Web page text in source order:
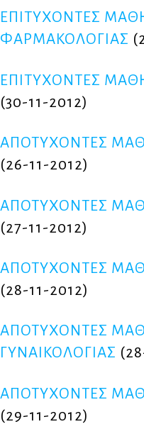
ΕΠΙΤΥΧΟΝΤΕΣ
ΦΑΡΜΑΚΟΛΟΓΙΑΣ
ΕΠΙΤΥΧΟΝΤΕΣ
(30-11-2012)
ΑΠΟΤΥΧΟΝΤΕΣ
(26-11-2012)
ΑΠΟΤΥΧΟΝΤΕΣ
(27-11-2012)
ΑΠΟΤΥΧΟΝΤΕΣ
(28-11-2012)
ΑΠΟΤΥΧΟΝΤΕΣ
ΓΥΝΑΙΚΟΛΟΓΙΑΣ
ΑΠΟΤΥΧΟΝΤΕΣ
(29-11-2012)